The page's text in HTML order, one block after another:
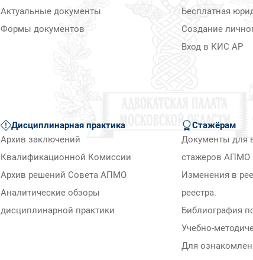
Актуальные документы
Формы документов
Бесплатная
Создание
Вход в КИС АР
Дисциплинарная практика
Архив заключений
Квалификационной Комиссии
Архив решений Совета АПМО
Аналитические обзоры
дисциплинарной практики
Стажёрам
Документы для
стажеров АПМО
Изменения в
реестра.
Библиография
Учебно-
Для